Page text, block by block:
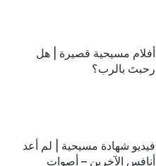
أفلام مسيحية قصيرة | هل
رحبتَ بالرب؟
فيديو شهادة مسيحية | لم أعد
أنافس الآخرين – أصوات